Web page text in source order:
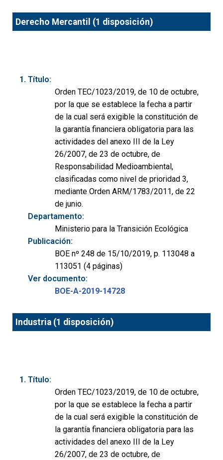
Derecho Mercantil (1 disposición)
Título:
Orden TEC/1023/2019, de 10 de octubre,
por la que se establece la fecha a partir
de la cual será exigible la constitución de
la garantía financiera obligatoria para las
actividades del anexo III de la Ley
26/2007, de 23 de octubre, de
Responsabilidad Medioambiental,
clasificadas como nivel de prioridad 3,
mediante Orden ARM/1783/2011, de 22
de junio.
Departamento:
Ministerio para la Transición Ecológica
Publicación:
BOE nº 248 de 15/10/2019, p. 113048 a
113051 (4 páginas)
Ver documento:
BOE-A-2019-14728
Industria (1 disposición)
Título:
Orden TEC/1023/2019, de 10 de octubre,
por la que se establece la fecha a partir
de la cual será exigible la constitución de
la garantía financiera obligatoria para las
actividades del anexo III de la Ley
26/2007, de 23 de octubre, de